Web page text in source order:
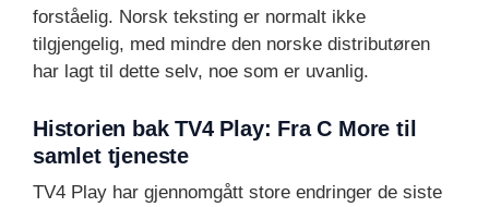
forståelig. Norsk teksting er normalt ikke
tilgjengelig, med mindre den norske distributøren
har lagt til dette selv, noe som er uvanlig.
Historien bak TV4 Play: Fra C More til
samlet tjeneste
TV4 Play har gjennomgått store endringer de siste